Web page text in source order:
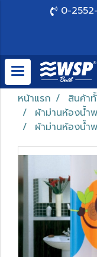
0-
หน้าแรก สินค้า
ผ้าม่านห้องน้ำ
ผ้าม่านห้องน้ำ